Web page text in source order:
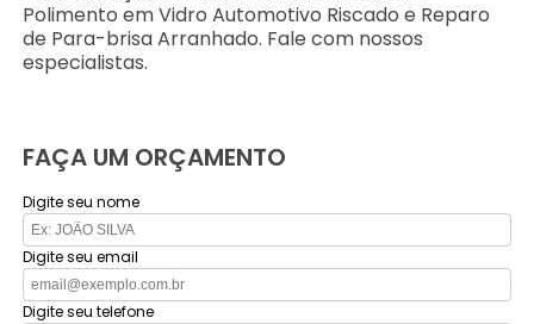
Polimento em Vidro Automotivo Riscado e Reparo
de Para-brisa Arranhado. Fale com nossos
especialistas.
FAÇA UM ORÇAMENTO
Digite seu nome
Digite seu email
Digite seu telefone